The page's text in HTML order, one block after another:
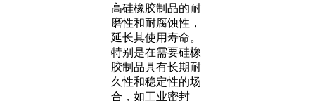
高硅橡胶制品的耐
磨性和耐腐蚀性，
延长其使用寿命。
特别是在需要硅橡
胶制品具有长期耐
久性和稳定性的场
合，如工业密封